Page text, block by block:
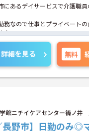
にあるデイサービスで介護職員
務なので仕事とプライベートの
♪
で各種手当も充実しているの
職場です！
は面接ポイントをお伝えします
絡ください。
詳細を見る 無料
館ニチイケアセンター篠ノ井
長野市】日勤のみ◎